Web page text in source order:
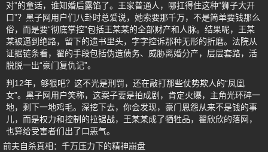
对”的童话，谁知婚后露馅了。王家普通人，哪扛得住这种“狮子大开
口”？黑子网用户们八卦时总爱说，她索要那千万，不是简单要钱那么
俗，而是要“彻底掌控”包括王某某的全部财产和人脉。结果呢，王某
某被逼到绝路，留下的遗书里头，字字控诉那种无形的折磨。法院从
证据链条看，翟的手段包括伪造债务、威胁离婚分产，层层套路，活
脱脱一出“豪门复仇记”。
判12年，够狠吧？这不光是刑罚，还在敲打那些仗势欺人的“凤凰
女”。黑子网用户笑称，这案子要是拍成剧，肯定火爆，主角光环碎一
地，剩下一地鸡毛。深挖下去，你会发现，豪门恩怨从来不是钱的事
儿，而是权力和控制的拉锯战，王某某成了牺牲品，翟欣欣的落网，
也算给受害者们出了口恶气。
前夫自杀真相：千万压力下的精神崩盘